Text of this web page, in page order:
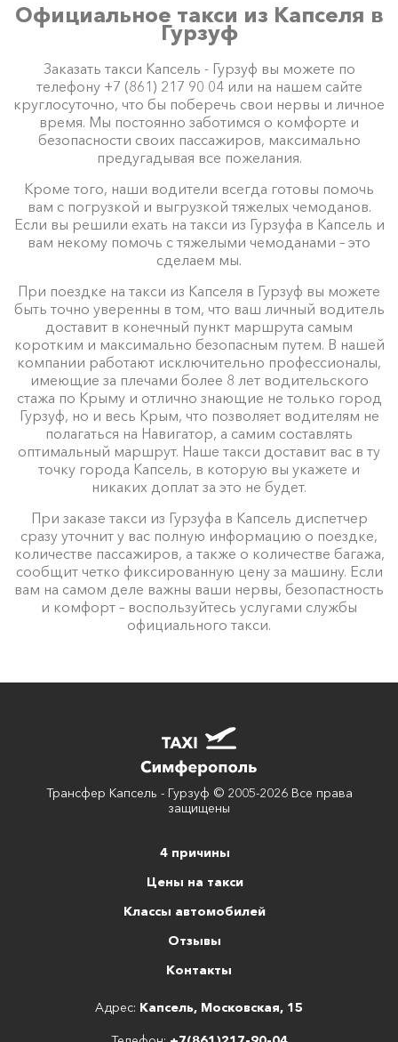
Официальное такси из Капселя в
Гурзуф
Заказать такси Капсель - Гурзуф вы можете по
телефону +7 (861) 217 90 04 или на нашем сайте
круглосуточно, что бы поберечь свои нервы и личное
время. Мы постоянно заботимся о комфорте и
безопасности своих пассажиров, максимально
предугадывая все пожелания.
Кроме того, наши водители всегда готовы помочь
вам с погрузкой и выгрузкой тяжелых чемоданов.
Если вы решили ехать на такси из Гурзуфа в Капсель и
вам некому помочь с тяжелыми чемоданами – это
сделаем мы.
При поездке на такси из Капселя в Гурзуф вы можете
быть точно уверенны в том, что ваш личный водитель
доставит в конечный пункт маршрута самым
коротким и максимально безопасным путем. В нашей
компании работают исключительно профессионалы,
имеющие за плечами более 8 лет водительского
стажа по Крыму и отлично знающие не только город
Гурзуф, но и весь Крым, что позволяет водителям не
полагаться на Навигатор, а самим составлять
оптимальный маршрут. Наше такси доставит вас в ту
точку города Капсель, в которую вы укажете и
никаких доплат за это не будет.
При заказе такси из Гурзуфа в Капсель диспетчер
сразу уточнит у вас полную информацию о поездке,
количестве пассажиров, а также о количестве багажа,
сообщит четко фиксированную цену за машину. Если
вам на самом деле важны ваши нервы, безопастность
и комфорт – воспользуйтесь услугами службы
официального такси.
Трансфер Капсель - Гурзуф © 2005-2026 Все права
защищены
4 причины
Цены на такси
Классы автомобилей
Отзывы
Контакты
Адрес: Капсель, Московская, 15